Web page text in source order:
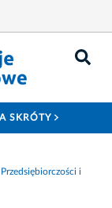
SKRÓTY
i